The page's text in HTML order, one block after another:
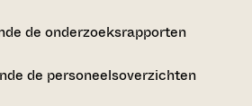
de onderzoeksrapporten
de personeelsoverzichten